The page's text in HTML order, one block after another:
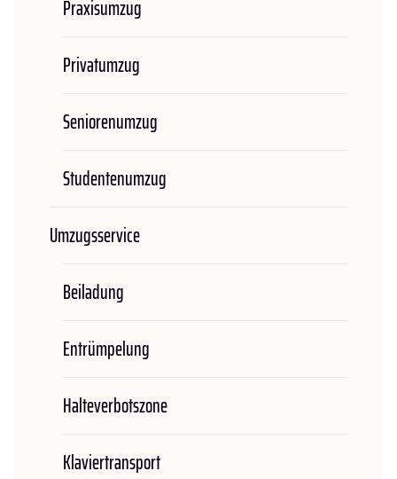
Praxisumzug
Privatumzug
Seniorenumzug
Studentenumzug
Umzugsservice
Beiladung
Entrümpelung
Halteverbotszone
Klaviertransport